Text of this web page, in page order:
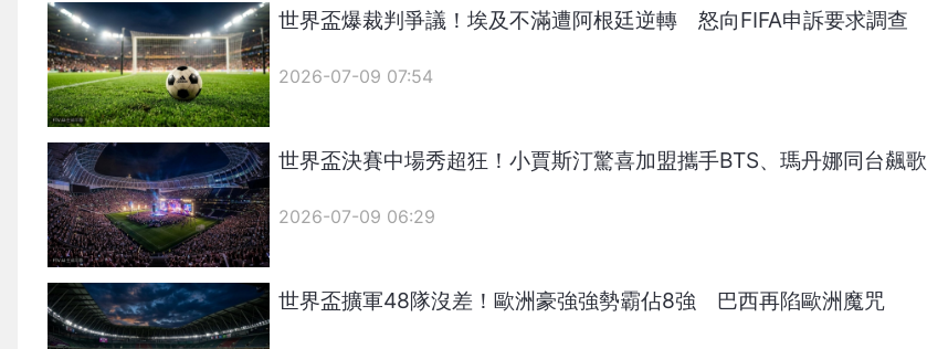
世界盃爆裁判爭議！埃及不滿遭阿根廷逆轉 怒向FIFA申訴要求調查
2026-07-09 07:54
世界盃決賽中場秀超狂！小賈斯汀驚喜加盟攜手BTS、瑪丹娜同台飆歌
2026-07-09 06:29
世界盃擴軍48隊沒差！歐洲豪強強勢霸佔8強 巴西再陷歐洲魔咒